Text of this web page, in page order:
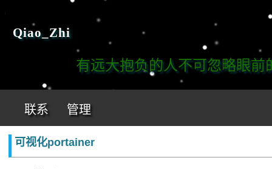
Qiao_Zhi
有远大抱负的人不可忽略眼前
联系 管理
可视化portainer